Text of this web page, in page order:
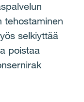
tehostaminen
selkiyttää
poistaa